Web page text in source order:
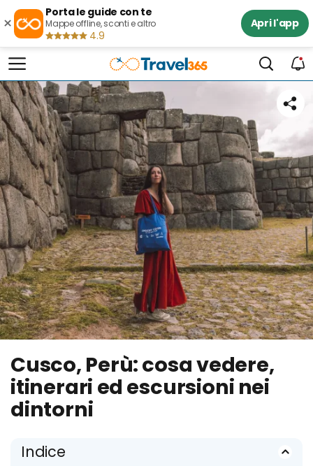
×
Porta le guide con te
Mappe offline, sconti e altro
4.9
Apri l'app
Cusco, Perù: cosa vedere,
itinerari ed escursioni nei
dintorni
Indice